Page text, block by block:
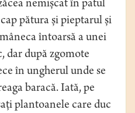
nemișcat în patul
pătura și pieptarul și
întoarsă a unei
dar după zgomote
în ungherul unde se
baracă. Iată, pe
plantoanele care duc